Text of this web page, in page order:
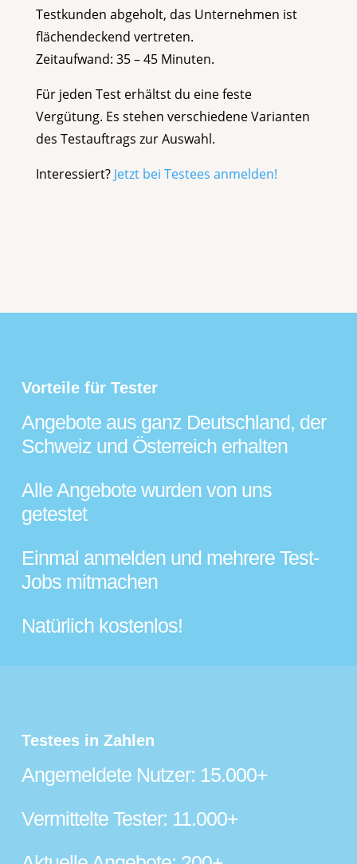
Testkunden abgeholt, das Unternehmen ist
flächendeckend vertreten.
Zeitaufwand: 35 – 45 Minuten.
Für jeden Test erhältst du eine feste
Vergütung. Es stehen verschiedene Varianten
des Testauftrags zur Auswahl.
Interessiert? Jetzt bei Testees anmelden!
Vorteile für Tester
Angebote aus ganz Deutschland, der
Schweiz und Österreich erhalten
Alle Angebote wurden von uns
getestet
Einmal anmelden und mehrere Test-
Jobs mitmachen
Natürlich kostenlos!
Testees in Zahlen
Angemeldete Nutzer: 15.000+
Vermittelte Tester: 11.000+